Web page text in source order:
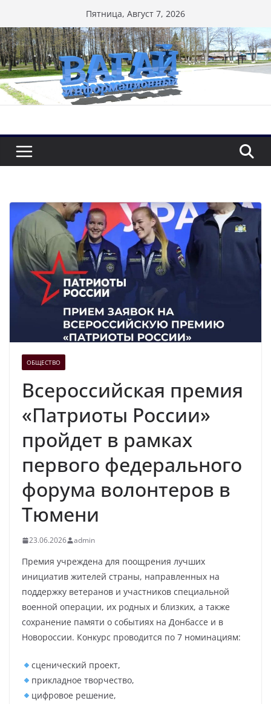
к
содержимому
Пятница, Август 7, 2026
ОБЩЕСТВО
Всероссийская премия
«Патриоты России»
пройдет в рамках
первого федерального
форума волонтеров в
Тюмени
23.06.2026 admin
Премия учреждена для поощрения лучших
инициатив жителей страны, направленных на
поддержку ветеранов и участников специальной
военной операции, их родных и близких, а также
сохранение памяти о событиях на Донбассе и в
Новороссии. Конкурс проводится по 7 номинациям:
сценический проект,
прикладное творчество,
цифровое решение,